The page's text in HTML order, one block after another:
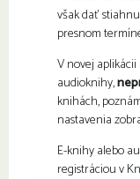
však dať
presnom
V novej
audioknihy,
knihách,
nastavenia
E-knihy alebo
registráciou v